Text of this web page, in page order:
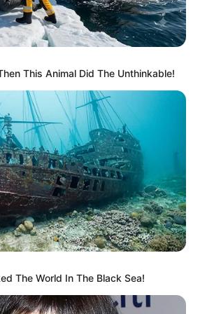
constatar que el demandante sí
de médico titulado desde 2002 y
condena en su contra por la
y cédulas en las historias
This Animal Did The Unthinkable!
The World In The Black Sea!